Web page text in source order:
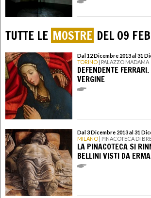
TUTTE LE MOSTRE DEL 09
Dal 12 Dicembre 2013 al 31
TORINO | PALAZZO MADAMA
DEFENDENTE
VERGINE
Dal 3 Dicembre 2013 al 31
MILANO | PINACOTECA DI
LA PINACOTECA SI
BELLINI VISTI DA